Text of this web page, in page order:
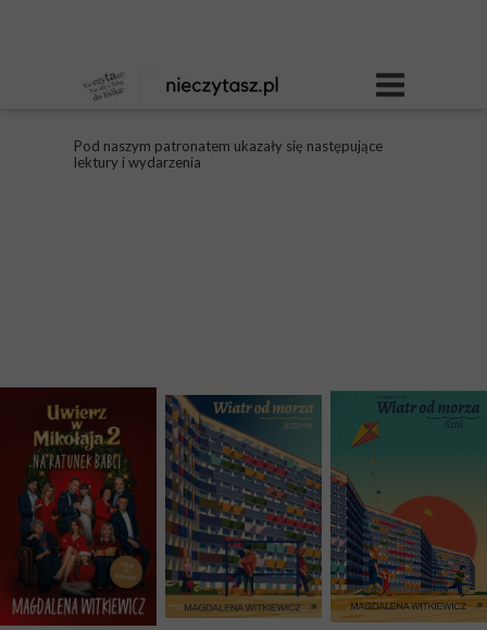
Pod naszym patronatem ukazały się następujące
lektury i wydarzenia